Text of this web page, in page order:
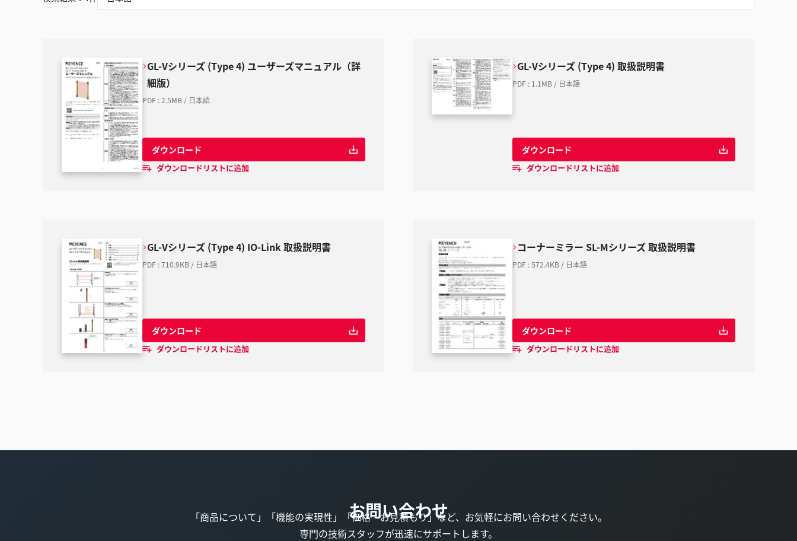
GL-Vシリーズ (Type 4) ユーザーズマニュアル（詳
細版）
PDF :2.5MB / 日本語
ダウンロード
ダウンロードリストに追加
GL-Vシリーズ (Type 4) 取扱説明書
PDF : 1.1MB / 日本語
ダウンロード
ダウンロードリストに追加
GL-Vシリーズ (Type 4) IO-Link 取扱説明書
PDF :710.9KB / 日本語
ダウンロード
ダウンロードリストに追加
コーナーミラー SL-Mシリーズ 取扱説明書
PDF :572.4KB / 日本語
ダウンロード
ダウンロードリストに追加
お問い合わせ
「商品について」「機能の実現性」「価格・お見積もり」など、お気軽にお問い合わせください。
専門の技術スタッフが迅速にサポートします。